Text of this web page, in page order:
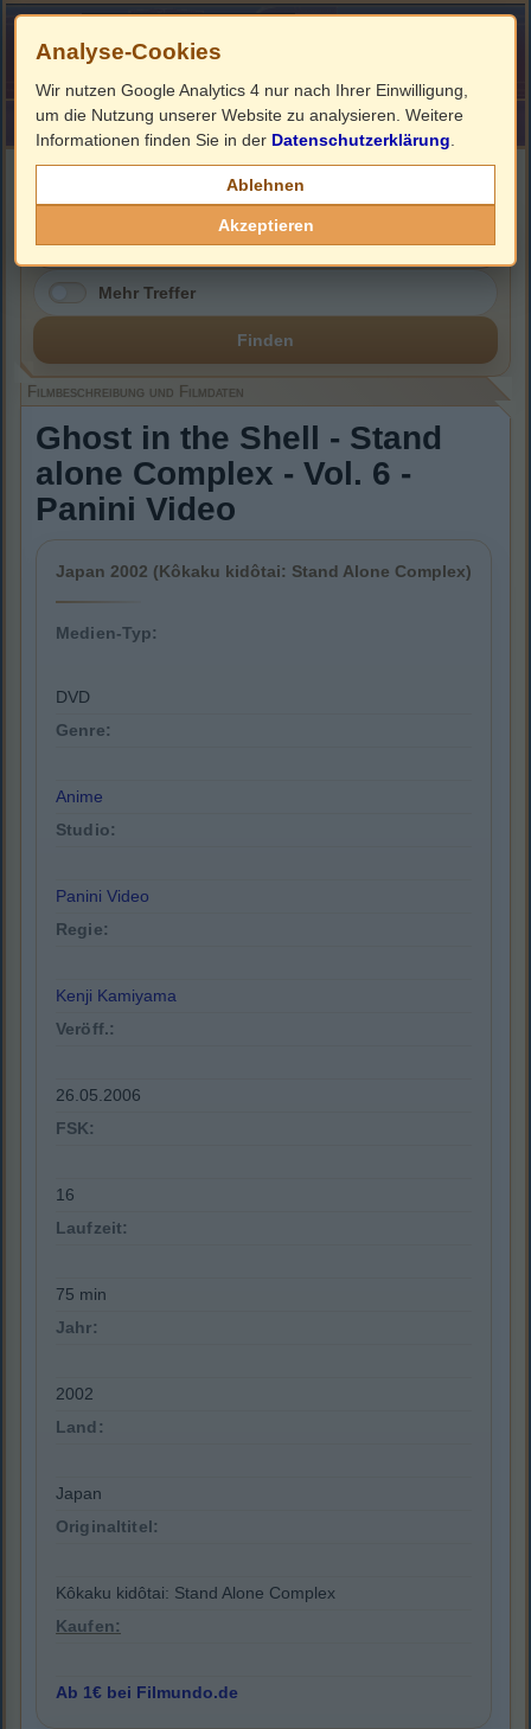
HOME ImpressumLinks
Filmbeschreibung, Cover & DVD Infos
Mehr Treffer
Finden
Filmbeschreibung und Filmdaten
Ghost in the Shell - Stand
alone Complex - Vol. 6 -
Panini Video
Japan 2002 (Kôkaku kidôtai: Stand Alone Complex)
Medien-Typ:
DVD
Genre:
Anime
Studio:
Panini Video
Regie:
Kenji Kamiyama
Veröff.:
26.05.2006
FSK:
16
Laufzeit:
75 min
Jahr:
2002
Land:
Japan
Originaltitel:
Kôkaku kidôtai: Stand Alone Complex
Kaufen:
Ab 1€ bei Filmundo.de
Analyse-Cookies
Wir nutzen Google Analytics 4 nur nach Ihrer Einwilligung,
um die Nutzung unserer Website zu analysieren. Weitere
Informationen finden Sie in der Datenschutzerklärung
Ablehnen
Akzeptieren